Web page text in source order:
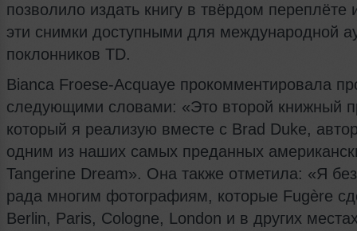
позволило издать книгу в твёрдом переплёте
эти снимки доступными для международной
поклонников TD.
Bianca Froese‑Acquaye прокомментировала
следующими словами: «Это второй книжный
который я реализую вместе с Brad Duke,
одним из наших самых преданных
Tangerine Dream». Она также отметила: «Я
рада многим фотографиям, которые Fugère
Berlin, Paris, Cologne, London и в других